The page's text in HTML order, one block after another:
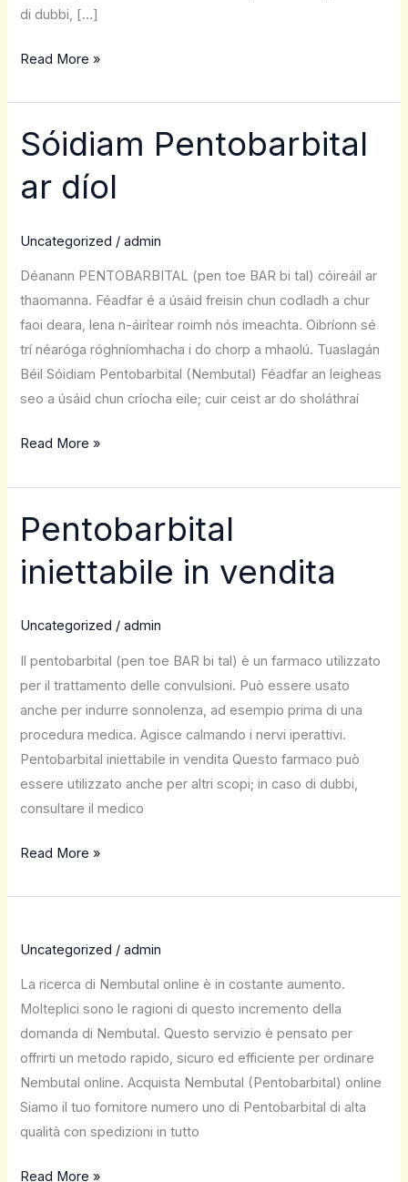
di dubbi, […]
Read More »
Sóidiam Pentobarbital
ar díol
Uncategorized /admin
Déanann PENTOBARBITAL (pen toe BAR bi tal) cóireáil ar
thaomanna. Féadfar é a úsáid freisin chun codladh a chur
faoi deara, lena n-áirítear roimh nós imeachta. Oibríonn sé
trí néaróga róghníomhacha i do chorp a mhaolú. Tuaslagán
Béil Sóidiam Pentobarbital (Nembutal) Féadfar an leigheas
seo a úsáid chun críocha eile; cuir ceist ar do sholáthraí
Sóidiam
Pentobarbital
ar
Read More »
Pentobarbital
iniettabile in vendita
Uncategorized /admin
Il pentobarbital (pen toe BAR bi tal) è un farmaco utilizzato
per il trattamento delle convulsioni. Può essere usato
anche per indurre sonnolenza, ad esempio prima di una
procedura medica. Agisce calmando i nervi iperattivi.
Pentobarbital iniettabile in vendita Questo farmaco può
essere utilizzato anche per altri scopi; in caso di dubbi,
consultare il medico
Pentobarbital
iniettabile
in
Read More »
Uncategorized /admin
La ricerca di Nembutal online è in costante aumento.
Molteplici sono le ragioni di questo incremento della
domanda di Nembutal. Questo servizio è pensato per
offrirti un metodo rapido, sicuro ed efficiente per ordinare
Nembutal online. Acquista Nembutal (Pentobarbital) online
Siamo il tuo fornitore numero uno di Pentobarbital di alta
qualità con spedizioni in tutto
Read More »